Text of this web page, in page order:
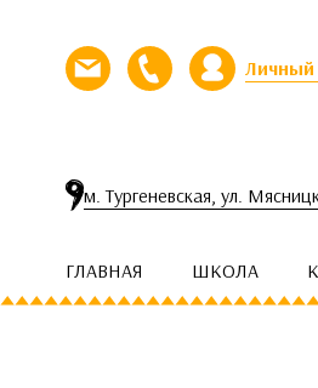
Напишите нам письмо
Позвоните намЛичный
м. Тургеневская, ул.
ГЛАВНАЯ ШКОЛА